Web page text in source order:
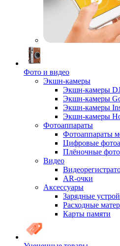
Фото и видео
Экшн-камеры
Экшн-камеры
Экшн-камеры
Экшн-камеры
Экшн-камеры
Фотоаппараты
Фотоаппараты
Цифровые
Плёночные
Видео
AR-очки
Аксессуары
Зарядные
Расходные
Карты памяти